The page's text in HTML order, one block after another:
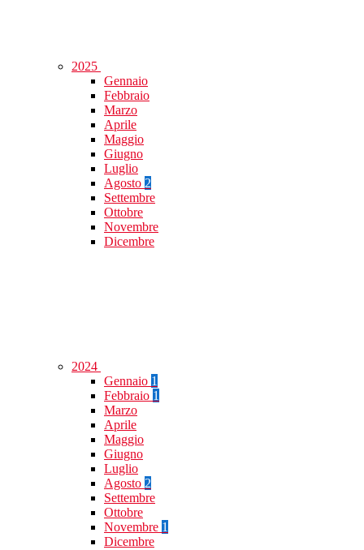
2025
Gennaio
Febbraio
Marzo
Aprile
Maggio
Giugno
Luglio
Agosto 2
Settembre
Ottobre
Novembre
Dicembre
2024
Gennaio 1
Febbraio 1
Marzo
Aprile
Maggio
Giugno
Luglio
Agosto 2
Settembre
Ottobre
Novembre 1
Dicembre